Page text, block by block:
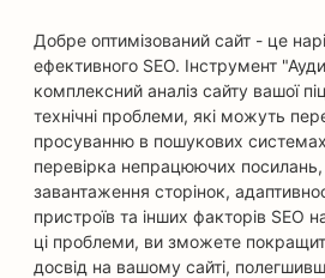
Добре оптимізований сайт - це
ефективного SEO. Інструмент
комплексний аналіз сайту вашої
технічні проблеми, які можуть
просуванню в пошукових
перевірка непрацюючих посилань,
завантаження сторінок,
пристроїв та інших факторів SEO
ці проблеми, ви зможете
досвід на вашому сайті,